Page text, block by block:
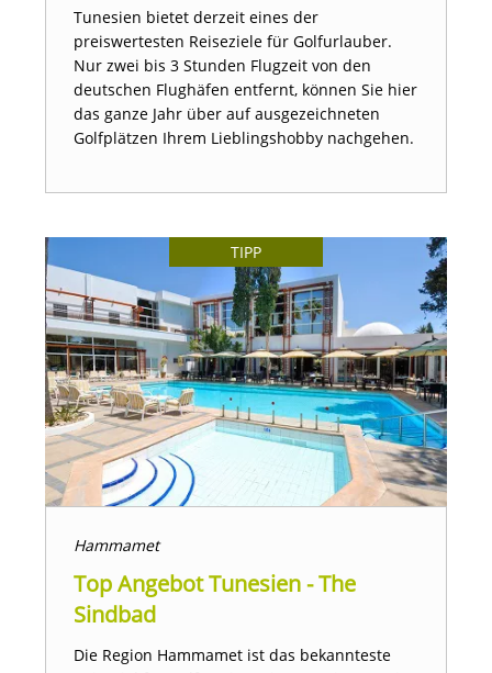
Tunesien bietet derzeit eines der
preiswertesten Reiseziele für Golfurlauber.
Nur zwei bis 3 Stunden Flugzeit von den
deutschen Flughäfen entfernt, können Sie hier
das ganze Jahr über auf ausgezeichneten
Golfplätzen Ihrem Lieblingshobby nachgehen.
TIPP
Hammamet
Top Angebot Tunesien - The
Sindbad
Die Region Hammamet ist das bekannteste